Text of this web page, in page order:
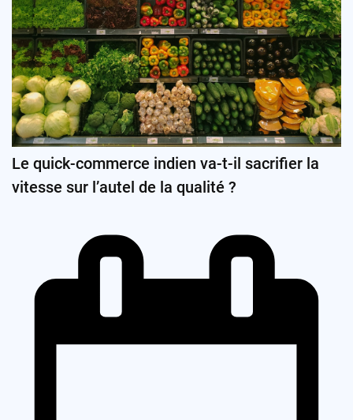
Le quick-commerce indien va-t-il sacrifier la
vitesse sur l’autel de la qualité ?